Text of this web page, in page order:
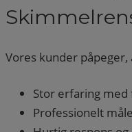
Vores kunder
Stor erfaring
Professionelt